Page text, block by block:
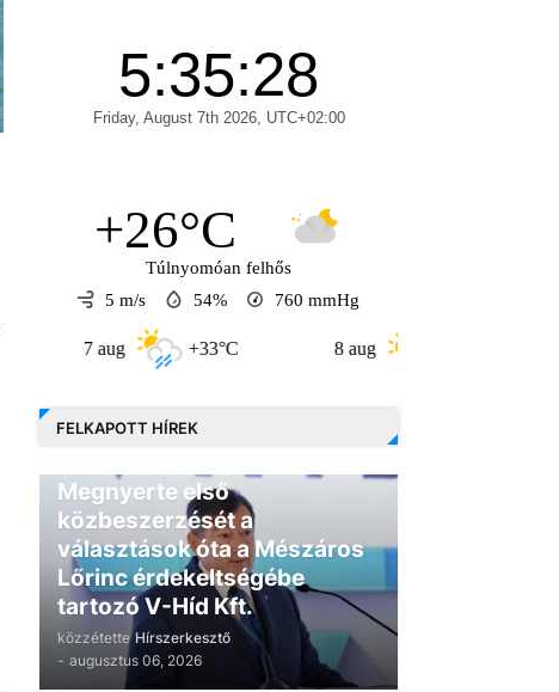
+26°C
Túlnyomóan felhős
5 m/s
54% 760 mmHg
+33°C +31°C
FELKAPOTT HÍREK
Megnyerte első
közbeszerzését a
választások óta a Mészáros
Lőrinc érdekeltségébe
tartozó V-Híd Kft.
közzétette Hírszerkesztő
- augusztus 06, 2026